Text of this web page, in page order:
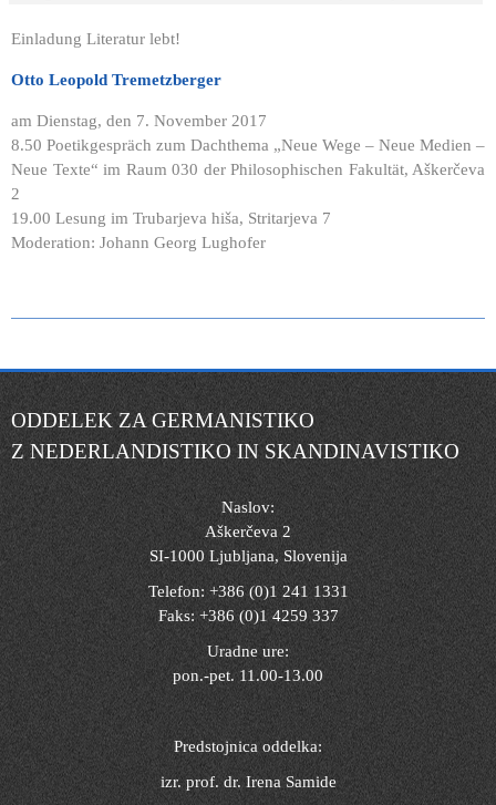
Einladung Literatur lebt!
Otto Leopold Tremetzberger
am Dienstag, den 7. November 2017
8.50 Poetikgespräch zum Dachthema „Neue Wege – Neue Medien –
Neue Texte“ im Raum 030 der Philosophischen Fakultät, Aškerčeva
2
19.00 Lesung im Trubarjeva hiša, Stritarjeva 7
Moderation: Johann Georg Lughofer
ODDELEK ZA GERMANISTIKO
Z NEDERLANDISTIKO IN SKANDINAVISTIKO
Naslov:
Aškerčeva 2
SI-1000 Ljubljana, Slovenija
Telefon: +386 (0)1 241 1331
Faks: +386 (0)1 4259 337
Uradne ure:
pon.-pet. 11.00-13.00
Predstojnica oddelka:
izr. prof. dr. Irena Samide